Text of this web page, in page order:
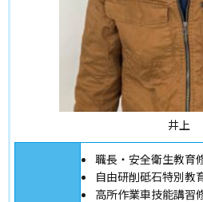
井上
職長・安全衛生教育
自由研削砥石特別教
高所作業車技能講習